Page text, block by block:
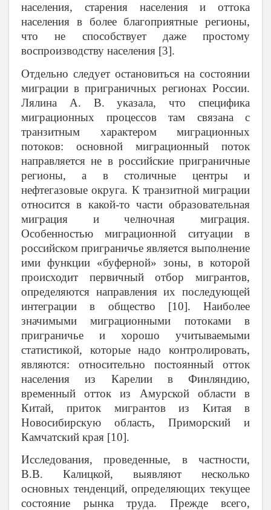
населения, старения населения и оттока
населения в более благоприятные регионы,
что не способствует даже простому
воспроизводству населения [3].
Отдельно следует остановиться на состоянии
миграции в приграничных регионах России.
Лялина А. В. указала, что специфика
миграционных процессов там связана с
транзитным характером миграционных
потоков: основной миграционный поток
направляется не в российские приграничные
регионы, а в столичные центры и
нефтегазовые округа. К транзитной миграции
относится в какой-то части образовательная
миграция и челночная миграция.
Особенностью миграционной ситуации в
российском приграничье является выполнение
ими функции «буферной» зоны, в которой
происходит первичный отбор мигрантов,
определяются направления их последующей
интеграции в общество [10]. Наиболее
значимыми миграционными потоками в
приграничье и хорошо учитываемыми
статистикой, которые надо контролировать,
являются: относительно постоянный отток
населения из Карелии в Финляндию,
временный отток из Амурской области в
Китай, приток мигрантов из Китая в
Новосибирскую область, Приморский и
Камчатский края [10].
Исследования, проведенные, в частности,
В.В. Калицкой, выявляют несколько
основных тенденций, определяющих текущее
состояние рынка труда. Прежде всего,